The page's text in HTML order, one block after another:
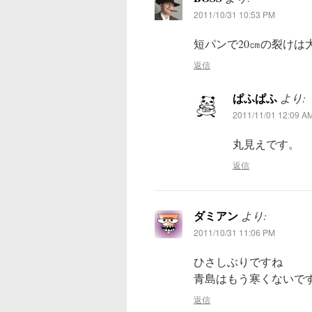
2011/10/31 10:53 PM
短パンで20㎝の裂けは
返信
ぱふぱふ より:
2011/11/01 12:09
丸見えです。
返信
ダミアン より:
2011/10/31 11:06 PM
ひさしぶりですね
青島はもう寒くないで
返信